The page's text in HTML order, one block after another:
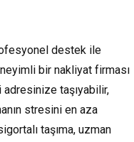
destek ile
bir nakliyat firması
adresinize taşıyabilir,
stresini en aza
taşıma, uzman